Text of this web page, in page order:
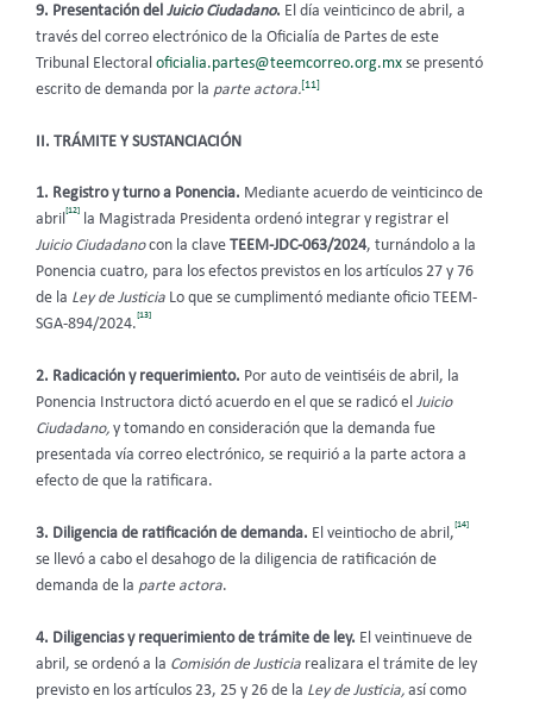
9. Presentación del Juicio Ciudadano. El día veinticinco de abril, a
través del correo electrónico de la Oficialía de Partes de este
Tribunal Electoral oficialia.partes@teemcorreo.org.mx se presentó
escrito de demanda por la parte actora.[11]
II. TRÁMITE Y SUSTANCIACIÓN
1. Registro y turno a Ponencia. Mediante acuerdo de veinticinco de
abril
[12]
la Magistrada Presidenta ordenó integrar y registrar el
Juicio Ciudadanocon la clave TEEM-JDC-063/2024, turnándolo a la
Ponencia cuatro, para los efectos previstos en los artículos 27 y 76
de la Ley de Justicia Lo que se cumplimentó mediante oficio TEEM-
SGA-894/2024.
[13]
2. Radicación y requerimiento. Por auto de veintiséis de abril, la
Ponencia Instructora dictó acuerdo en el que se radicó el Juicio
Ciudadano, y tomando en consideración que la demanda fue
presentada vía correo electrónico, se requirió a la parte actora a
efecto de que la ratificara.
3. Diligencia de ratificación de demanda. El veintiocho de abril,
[14]
se llevó a cabo el desahogo de la diligencia de ratificación de
demanda de la parte actora.
4. Diligencias y requerimiento de trámite de ley. El veintinueve de
abril, se ordenó a la Comisión de Justicia realizara el trámite de ley
previsto en los artículos 23, 25 y 26 de la Ley de Justicia, así como